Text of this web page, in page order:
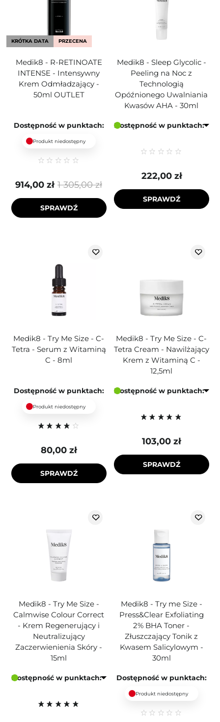
KRÓTKA DATA PRZECENA
Medik8 - R-RETINOATE
INTENSE - Intensywny
Krem Odmładzający -
50ml OUTLET
Dostępność w punktach:
Produkt niedostępny
1 305,00 zł
914,00 zł
SPRAWDŹ
Medik8 - Sleep Glycolic -
Peeling na Noc z
Technologią
Opóźnionego Uwalniania
Kwasów AHA - 30ml
Dostępność w punktach:
222,00 zł
SPRAWDŹ
Medik8 - Try Me Size - C-
Tetra - Serum z Witaminą
C - 8ml
Dostępność w punktach:
Produkt niedostępny
80,00 zł
SPRAWDŹ
Medik8 - Try Me Size - C-
Tetra Cream - Nawilżający
Krem z Witaminą C -
12,5ml
Dostępność w punktach:
103,00 zł
SPRAWDŹ
Medik8 - Try Me Size -
Calmwise Colour Correct
- Krem Regenerujący i
Neutralizujący
Zaczerwienienia Skóry -
15ml
Dostępność w punktach:
Medik8 - Try me Size -
Press&Clear Exfoliating
2% BHA Toner -
Złuszczający Tonik z
Kwasem Salicylowym -
30ml
Dostępność w punktach:
Produkt niedostępny